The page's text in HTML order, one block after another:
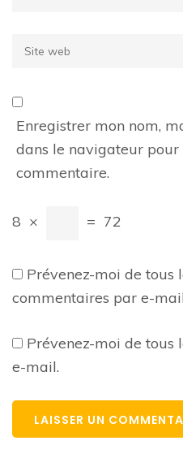
Site
Enregistrer mon nom,
dans le navigateur
commentaire.
8 × = 72
Prévenez-moi de tous
commentaires par e-
Prévenez-moi de tous
e-mail.